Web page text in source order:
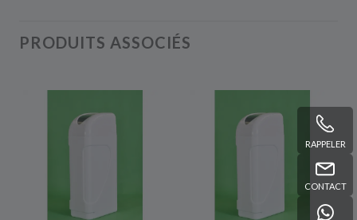
RAPPELER
CONTACT
PRODUITS ASSOCIÉS